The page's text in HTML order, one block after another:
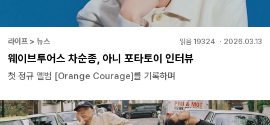
라이프 > 뉴스 읽음 19324 ・ 2026.03.13
웨이브투어스 차순종, 아니 포타토이 인터뷰
첫 정규 앨범 [Orange Courage]를 기록하며